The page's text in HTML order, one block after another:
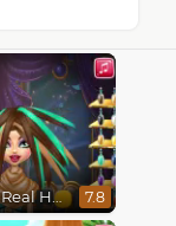
Cleopatra Real Haircuts 7.8